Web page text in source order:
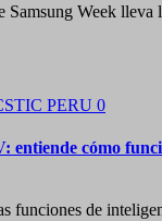
Samsung Week lleva
PERU 0
entiende cómo
funciones de